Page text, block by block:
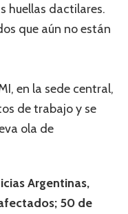
huellas dactilares.
que aún no están
en la sede central,
de trabajo y se
ola de
Argentinas,
50 de